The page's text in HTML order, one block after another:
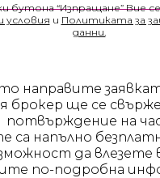
бутона “Изпращане” Вие
и Политиката за
данни.
направите
брокер ще се свърже
потвърждение на
са напълно
да влезете
по-подробна